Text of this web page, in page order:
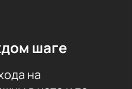
шаге
на